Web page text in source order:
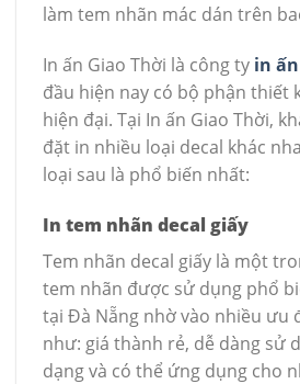
làm tem nhãn mác dán trên
In ấn Giao Thời là công ty in
đầu hiện nay có bộ phận thiết
hiện đại. Tại In ấn Giao Thời,
đặt in nhiều loại decal khác
loại sau là phổ biến nhất:
In tem nhãn decal giấy
Tem nhãn decal giấy là một
tem nhãn được sử dụng phổ
tại Đà Nẵng nhờ vào nhiều ưu
như: giá thành rẻ, dễ dàng sử
dạng và có thể ứng dụng cho